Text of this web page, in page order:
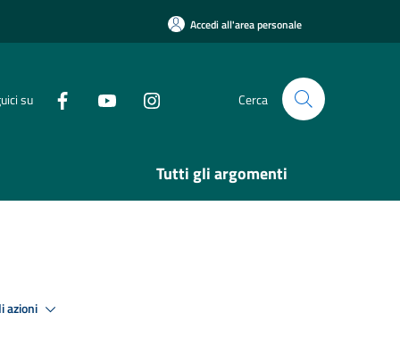
Accedi all'area personale
su Cerca
Tutti gli argomenti
azioni